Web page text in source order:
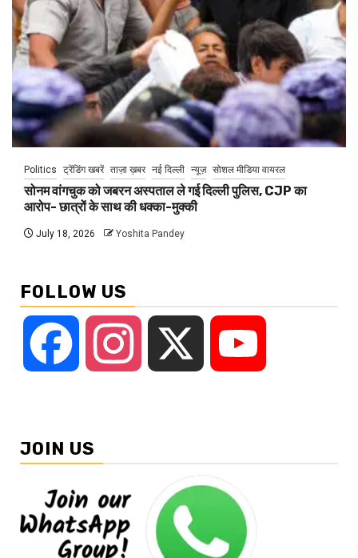
Politics ट्रेंडिंग खबरें ताज़ा ख़बर नई दिल्ली न्यूज़ सोशल मीडिया वायरल
सोनम वांगचुक को जबरन अस्पताल ले गई दिल्ली पुलिस, CJP का
आरोप- छात्रों के साथ की धक्का-मुक्की
July 18, 2026 Yoshita Pandey
FOLLOW US
Facebook Instagram
JOIN US